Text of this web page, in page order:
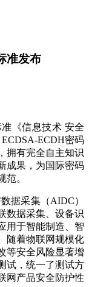
准发布
《信息技术 安全
ECDH密码
拥有完全自主知识
成果，为国际密码
范。
据采集（AIDC）
数据采集、设备识
用于智能制造、智
随着物联网规模化
等安全风险显著增
试，统一了测试方
网产品安全防护性